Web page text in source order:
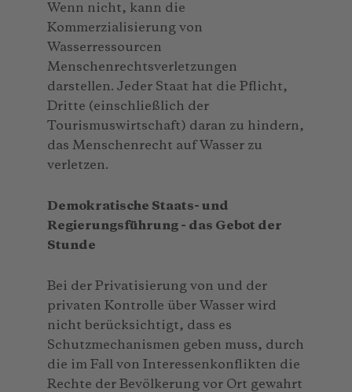
Wenn nicht, kann die
Kommerzialisierung von
Wasserressourcen
Menschenrechtsverletzungen
darstellen. Jeder Staat hat die Pflicht,
Dritte (einschließlich der
Tourismuswirtschaft) daran zu hindern,
das Menschenrecht auf Wasser zu
verletzen.
Demokratische Staats- und
Regierungsführung - das Gebot der
Stunde
Bei der Privatisierung von und der
privaten Kontrolle über Wasser wird
nicht berücksichtigt, dass es
Schutzmechanismen geben muss, durch
die im Fall von Interessenkonflikten die
Rechte der Bevölkerung vor Ort gewahrt